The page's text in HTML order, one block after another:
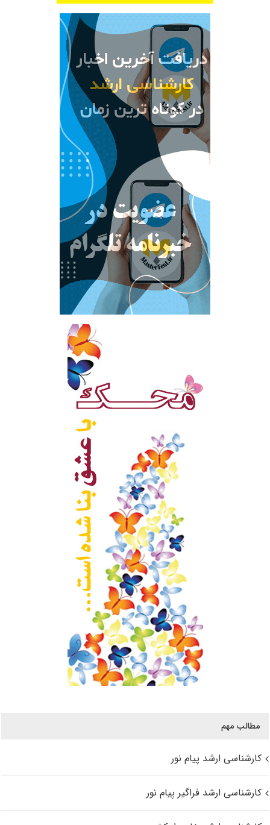
مطالب مهم
کارشناسی ارشد پیام نور
کارشناسی ارشد فراگیر پیام نور